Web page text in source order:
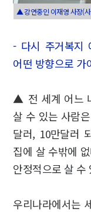
▲ 강연중인 이재영 사장(
- 다시 주거복지
어떤 방향으로 가
▲ 전 세계 어느
살 수 있는 사람
달러, 10만달러
집에 살 수밖에
안정적으로 살 수
우리나라에서는